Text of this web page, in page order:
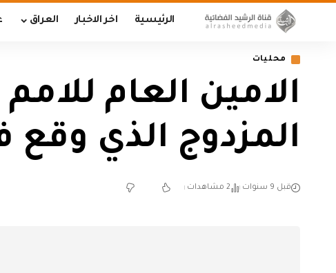
الرئيسية اخر الاخبار العراق
محليات
الامين العام
المزدوج الذي
قبل 9 سنوات 2 مشاهدات